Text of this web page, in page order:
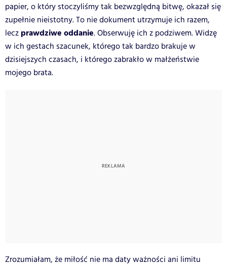
papier, o który stoczyliśmy tak bezwzględną bitwę, okazał się
zupełnie nieistotny. To nie dokument utrzymuje ich razem,
lecz prawdziwe oddanie. Obserwuję ich z podziwem. Widzę
w ich gestach szacunek, którego tak bardzo brakuje w
dzisiejszych czasach, i którego zabrakło w małżeństwie
mojego brata.
Zrozumiałam, że miłość nie ma daty ważności ani limitu